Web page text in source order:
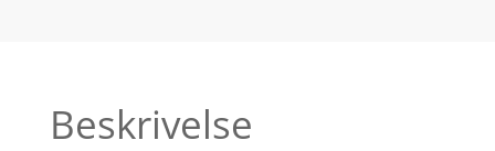
Beskrivelse